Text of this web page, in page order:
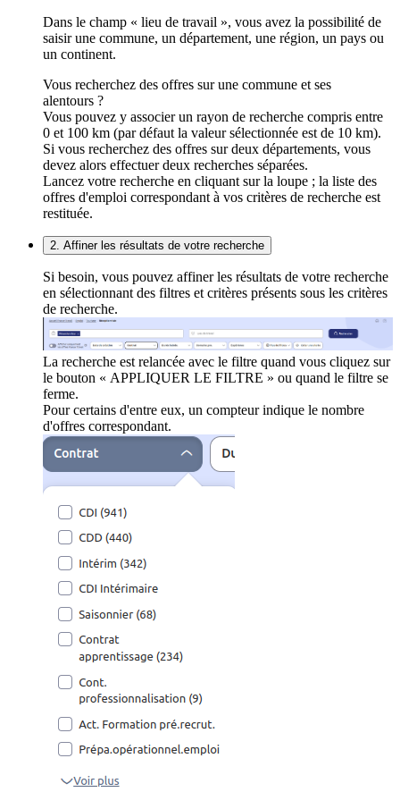
Dans le champ « lieu de travail », vous avez la possibilité de
saisir une commune, un département, une région, un pays ou
un continent.
Vous recherchez des offres sur une commune et ses
alentours ?
Vous pouvez y associer un rayon de recherche compris entre
0 et 100 km (par défaut la valeur sélectionnée est de 10 km).
Si vous recherchez des offres sur deux départements, vous
devez alors effectuer deux recherches séparées.
Lancez votre recherche en cliquant sur la loupe ; la liste des
offres d'emploi correspondant à vos critères de recherche est
restituée.
2. Affiner les résultats de votre recherche
Si besoin, vous pouvez affiner les résultats de votre recherche
en sélectionnant des filtres et critères présents sous les critères
de recherche.
La recherche est relancée avec le filtre quand vous cliquez sur
le bouton « APPLIQUER LE FILTRE » ou quand le filtre se
ferme.
Pour certains d'entre eux, un compteur indique le nombre
d'offres correspondant.